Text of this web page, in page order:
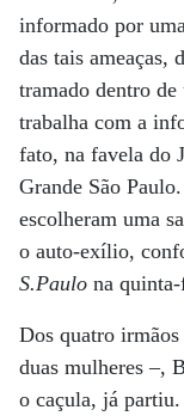
informado por
das tais ameaças,
tramado dentro
trabalha com a
fato, na favela do
Grande São
escolheram uma
o auto-exílio,
S.Paulo na
Dos quatro
duas mulheres –,
o caçula, já